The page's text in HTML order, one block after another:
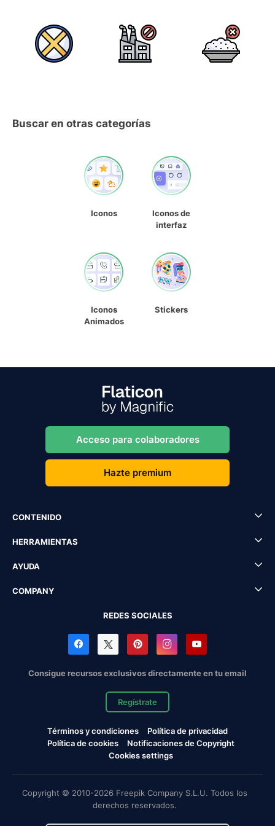
Buscar en otras categorías
Iconos
Iconos de
interfaz
Iconos
Animados
Stickers
Acceso para colaboradores
Hazte premium
CONTENIDO
HERRAMIENTAS
AYUDA
COMPANY
REDES SOCIALES
Consigue recursos exclusivos directamente en tu email
Regístrate
Términos y condiciones
Política de privacidad
Política de cookies
Notificaciones de Copyright
Cookies settings
Copyright © 2010-2026 Freepik Company S.L.U. Todos los
derechos reservados.